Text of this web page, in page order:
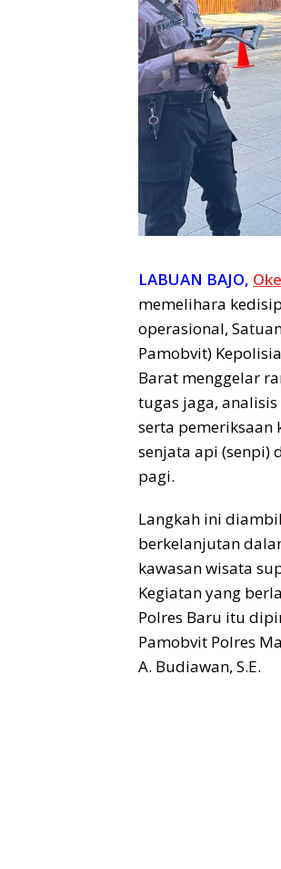
LABUAN BAJO,
memelihara
operasional,
Pamobvit)
Barat menggelar
tugas jaga,
serta pemeriksaan
senjata api (senpi)
pagi.
Langkah ini
berkelanjutan
kawasan wisata
Kegiatan yang
Polres Baru itu
Pamobvit Polres
A. Budiawan, S.E.